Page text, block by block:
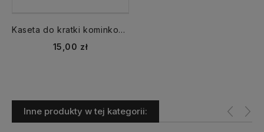
Kaseta do kratki kominkowej KDP K2,Kz2 fi 150 mm
Cena
15,00 zł
Inne produkty w tej kategorii: